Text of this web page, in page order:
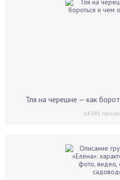
Тля на черешне — как
14385